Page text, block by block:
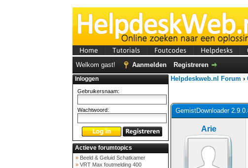
Home Tutorials Foutcodes Helpdesks
Welkom gast! Aanmelden Registreren
Inloggen
Gebruikersnaam:
Wachtwoord:
Actieve forumtopics
» Beeld & Geluid Schatkamer
» VRT Max foutmelding 400
Helpdeskweb.nl Forum ›
GemistDownloader
Arie